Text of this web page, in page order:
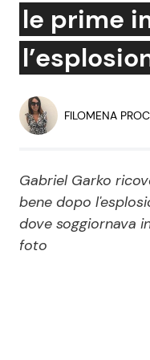
Dal Mondo
Economia
Persone Scomparse
Politica
le prime
FILOMENA
Gabriel Garko
bene dopo
dove soggiornava
foto